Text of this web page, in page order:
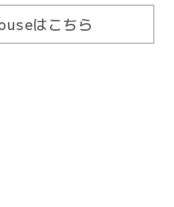
はこちら